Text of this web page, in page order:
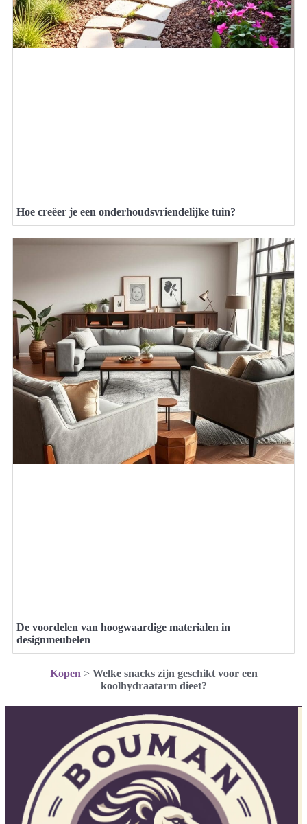
Hoe creëer je een onderhoudsvriendelijke tuin?
De voordelen van hoogwaardige materialen in
designmeubelen
Kopen > Welke snacks zijn geschikt voor een
koolhydraatarm dieet?